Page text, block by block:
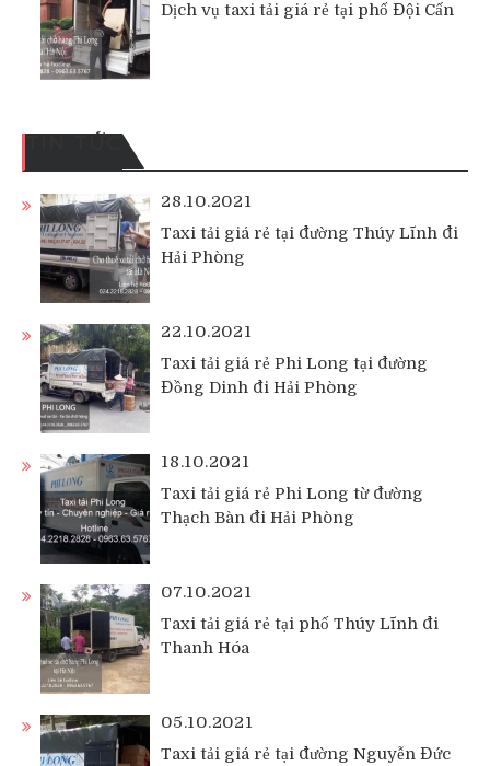
Dịch vụ taxi tải giá rẻ tại phố Đội Cấn
TIN TỨC
28.10.2021
Taxi tải giá rẻ tại đường Thúy Lĩnh đi
Hải Phòng
22.10.2021
Taxi tải giá rẻ Phi Long tại đường
Đồng Dinh đi Hải Phòng
18.10.2021
Taxi tải giá rẻ Phi Long từ đường
Thạch Bàn đi Hải Phòng
07.10.2021
Taxi tải giá rẻ tại phố Thúy Lĩnh đi
Thanh Hóa
05.10.2021
Taxi tải giá rẻ tại đường Nguyễn Đức